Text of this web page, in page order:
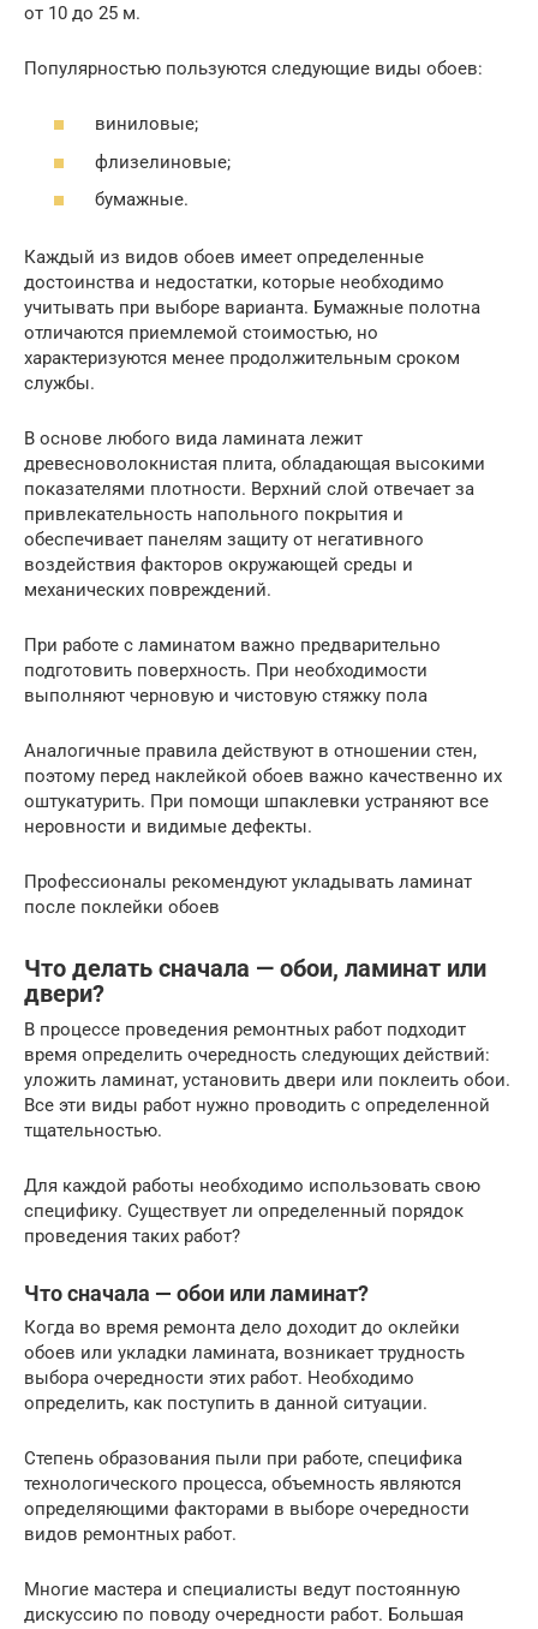
от 10 до 25 м.
Популярностью пользуются следующие виды обоев:
виниловые;
флизелиновые;
бумажные.
Каждый из видов обоев имеет определенные
достоинства и недостатки, которые необходимо
учитывать при выборе варианта. Бумажные полотна
отличаются приемлемой стоимостью, но
характеризуются менее продолжительным сроком
службы.
В основе любого вида ламината лежит
древесноволокнистая плита, обладающая высокими
показателями плотности. Верхний слой отвечает за
привлекательность напольного покрытия и
обеспечивает панелям защиту от негативного
воздействия факторов окружающей среды и
механических повреждений.
При работе с ламинатом важно предварительно
подготовить поверхность. При необходимости
выполняют черновую и чистовую стяжку пола
Аналогичные правила действуют в отношении стен,
поэтому перед наклейкой обоев важно качественно их
оштукатурить. При помощи шпаклевки устраняют все
неровности и видимые дефекты.
Профессионалы рекомендуют укладывать ламинат
после поклейки обоев
Что делать сначала — обои, ламинат или
двери?
В процессе проведения ремонтных работ подходит
время определить очередность следующих действий:
уложить ламинат, установить двери или поклеить обои.
Все эти виды работ нужно проводить с определенной
тщательностью.
Для каждой работы необходимо использовать свою
специфику. Существует ли определенный порядок
проведения таких работ?
Что сначала — обои или ламинат?
Когда во время ремонта дело доходит до оклейки
обоев или укладки ламината, возникает трудность
выбора очередности этих работ. Необходимо
определить, как поступить в данной ситуации.
Степень образования пыли при работе, специфика
технологического процесса, объемность являются
определяющими факторами в выборе очередности
видов ремонтных работ.
Многие мастера и специалисты ведут постоянную
дискуссию по поводу очередности работ. Большая